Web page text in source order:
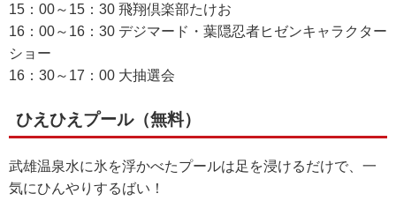
15：00～15：30 飛翔倶楽部たけお
16：00～16：30 デジマード・葉隠忍者ヒゼンキャラクター
ショー
16：30～17：00 大抽選会
ひえひえプール（無料）
武雄温泉水に氷を浮かべたプールは足を浸けるだけで、一
気にひんやりするばい！